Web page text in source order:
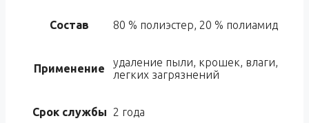
Состав 80 % полиэстер, 20 % полиамид
Применение
удаление пыли, крошек, влаги,
легких загрязнений
Срок службы 2 года